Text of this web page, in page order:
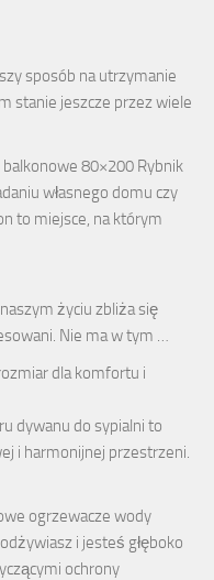
sposób na utrzymanie
stanie jeszcze przez wiele
80×200 Rybnik
własnego domu czy
to miejsce, na którym
życiu zbliża się
Nie ma w tym …
dla komfortu i
dywanu do sypialni to
i harmonijnej przestrzeni.
ogrzewacze wody
i jesteś głęboko
ochrony